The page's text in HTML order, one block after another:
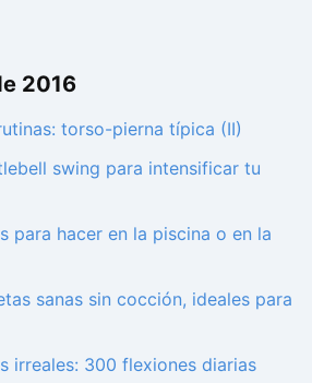
2016
torso-pierna típica (II)
swing para intensificar tu
para hacer en la piscina o en la
sanas sin cocción, ideales para
irreales: 300 flexiones diarias